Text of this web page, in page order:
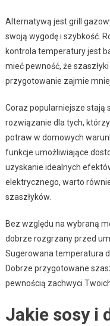
Alternatywą jest grill
swoją wygodę i szybkość.
kontrola temperatury jest
mieć pewność, że
przygotowanie zajmie
Coraz popularniejsze stają
rozwiązanie dla tych,
potraw w domowych
funkcje umożliwiające
uzyskanie idealnych
elektrycznego, warto
szaszłyków.
Bez względu na wybraną
dobrze rozgrzany przed
Sugerowana temperatura
Dobrze przygotowane
pewnością zachwyci
Jakie sosy i